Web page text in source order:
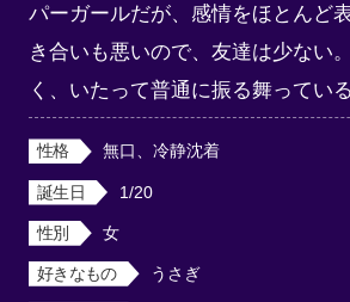
パーガールだが、感情をほとんど
き合いも悪いので、友達は少ない
く、いたって普通に振る舞ってい
性格 無口、冷静沈着
誕生日 1/20
性別 女
好きなもの うさぎ